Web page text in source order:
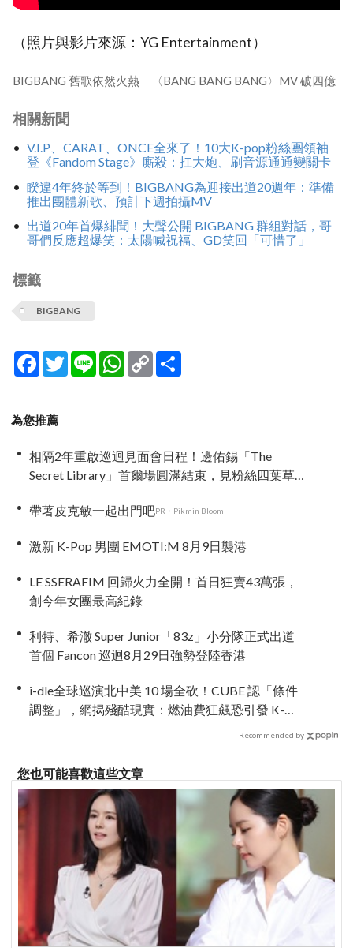
（照片與影片來源：YG Entertainment）
BIGBANG 舊歌依然火熱 〈BANG BANG BANG〉MV 破四億
相關新聞
V.I.P、CARAT、ONCE全來了！10大K-pop粉絲團領袖
登《Fandom Stage》廝殺：扛大炮、刷音源通通變關卡
睽違4年終於等到！BIGBANG為迎接出道20週年：準備
推出團體新歌、預計下週拍攝MV
出道20年首爆緋聞！大聲公開 BIGBANG 群組對話，哥
哥們反應超爆笑：太陽喊祝福、GD笑回「可惜了」
標籤
BIGBANG
Facebook
TwitterLine WhatsApp
Copy
Link
為您推薦
相隔2年重啟巡迴見面會日程！邊佑錫「The
Secret Library」首爾場圓滿結束，見粉絲四葉草
帶著皮克敏一起出門吧PR・Pikmin Bloom
激新 K-Pop 男團 EMOTI:M 8月9日襲港
LE SSERAFIM 回歸火力全開！首日狂賣43萬張，
創今年女團最高紀錄
利特、希澈 Super Junior「83z」小分隊正式出道
首個 Fancon 巡迴8月29日強勢登陸香港
i-dle全球巡演北中美 10 場全砍！CUBE 認「條件
調整」，網揭殘酷現實：燃油費狂飆恐引發 K-
Recommended by
您也可能喜歡這些文章